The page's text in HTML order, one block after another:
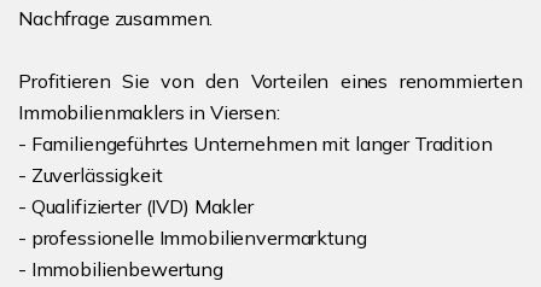
Nachfrage zusammen.
Profitieren Sie von den Vorteilen eines renommierten
Immobilienmaklers in Viersen:
- Familiengeführtes Unternehmen mit langer Tradition
- Zuverlässigkeit
- Qualifizierter (IVD) Makler
- professionelle Immobilienvermarktung
- Immobilienbewertung